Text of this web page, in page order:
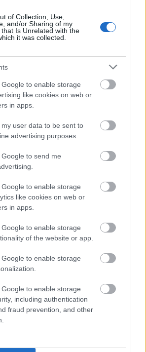
of Collection, Use,
and/or Sharing of my
Is Unrelated with the
it was collected.
to enable storage
like cookies on web or
in apps.
user data to be sent to
advertising purposes.
to send me
to enable storage
like cookies on web or
in apps.
to enable storage
of the website or app.
to enable storage
to enable storage
including authentication
fraud prevention, and other
Főmterv Mérnöki Tervező Zrt.
indult be a Flórián téri
kihívás elé állítja a KM Építőt,
halad az aszfaltozás.
II.: Mit jelent az 5. blokk új
a felülvizsgálat
lévő logisztikai bázis út- és
közműhálózatának fejlesztése
a hazai víziközművekről?
fél évszázados vezetéken
Épített öröksége megújításával is készül
a csata ötszázadik